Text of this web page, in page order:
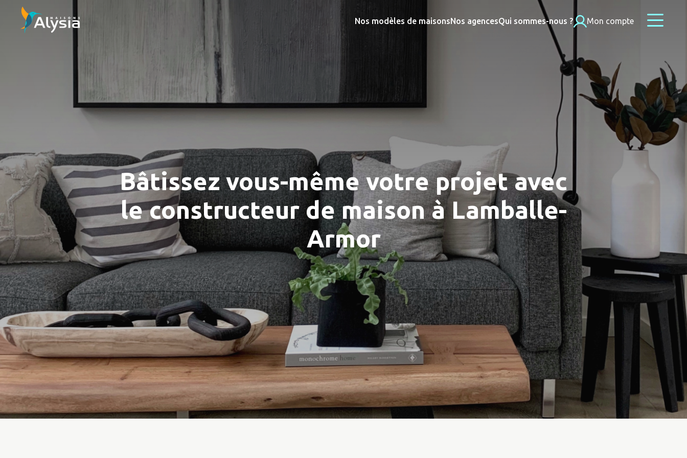
Nos modèles de maisonsNos agencesQui sommes-nous ? Mon compte
Bâtissez vous-même votre projet avec
le constructeur de maison à Lamballe-
Armor